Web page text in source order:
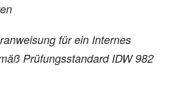
für ein Internes
Prüfungsstandard IDW 982